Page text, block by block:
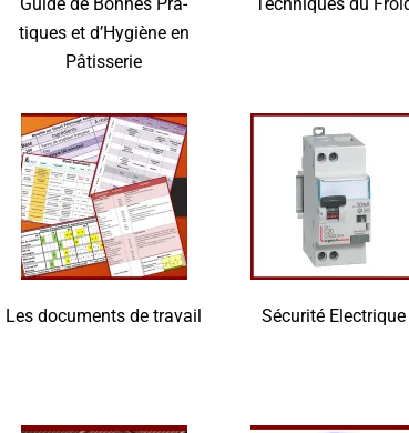
tiques et d’Hygiène en
Pâtisserie
Les docu­ments de travail Sécu­ri­té Electrique